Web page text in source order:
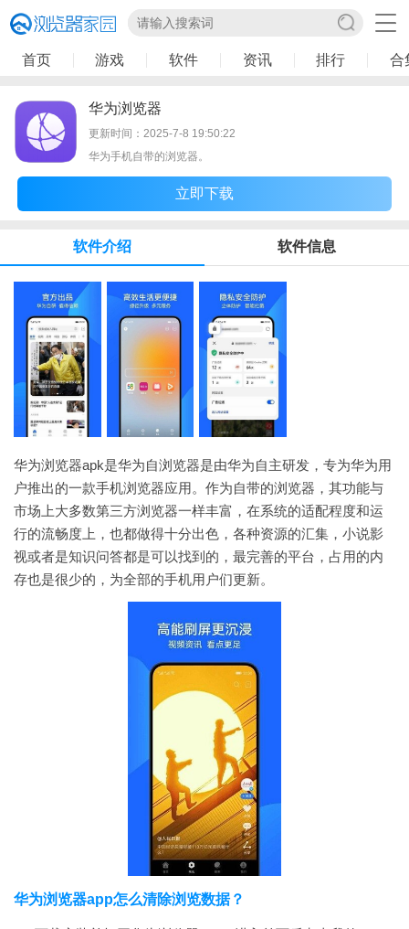
首页 游戏 软件 资讯 排行 合
华为浏览器
更新时间：2025-7-8 19:50:22
华为手机自带的浏览器。
立即下载
软件介绍 软件信息
华为浏览器apk是华为自浏览器是由华为自主研发，专为华为用
户推出的一款手机浏览器应用。作为自带的浏览器，其功能与
市场上大多数第三方浏览器一样丰富，在系统的适配程度和运
行的流畅度上，也都做得十分出色，各种资源的汇集，小说影
视或者是知识问答都是可以找到的，最完善的平台，占用的内
存也是很少的，为全部的手机用户们更新。
华为浏览器app怎么清除浏览数据？